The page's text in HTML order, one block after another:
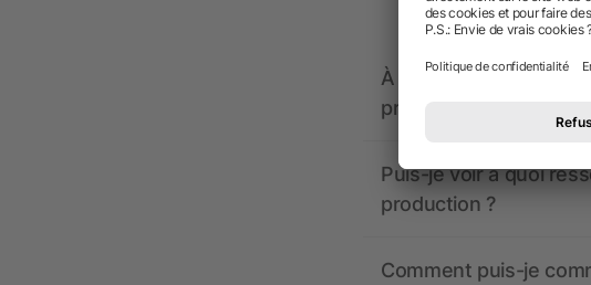
À quoi doivent
propose-t-il un service
Puis-je voir à quoi
production ?
Comment puis-je